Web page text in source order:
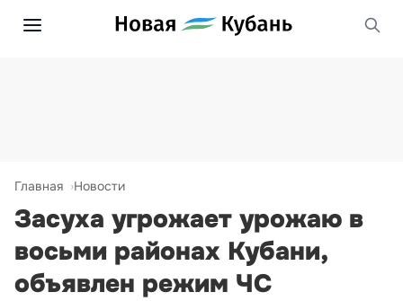
Главная Новости
Засуха угрожает урожаю в
восьми районах Кубани,
объявлен режим ЧС